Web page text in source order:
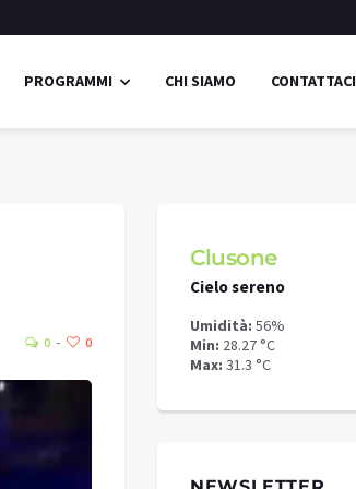
PROGRAMMI CHI SIAMO CONTATTACI
0 0
24.2
Clusone
Cielo sereno
Umidità: 56%
Min: 28.27 °C
Max: 31.3 °C